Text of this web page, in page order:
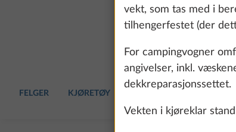
FELGER KJØRETØY
vekt, som tas med i
tilhengerfestet (der
For campingvogner
angivelser, inkl.
dekkreparasjonssettet.
Vekten i kjøreklar